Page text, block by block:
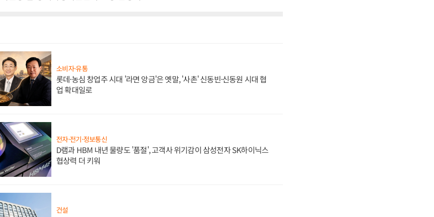
소비자·유통
롯데·농심 창업주 시대 '라면 앙금'은 옛말, '사촌' 신동빈·신동원 시대 협
업 확대일로
전자·전기·정보통신
D램과 HBM 내년 물량도 '품절', 고객사 위기감이 삼성전자 SK하이닉스
협상력 더 키워
건설